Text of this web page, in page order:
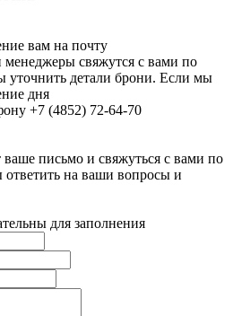
вам на почту
свяжутся с вами по
уточнить детали брони. Если мы
дня
+7 (4852) 72-64-70
письмо и свяжуться с вами по
на ваши вопросы и
для заполнения